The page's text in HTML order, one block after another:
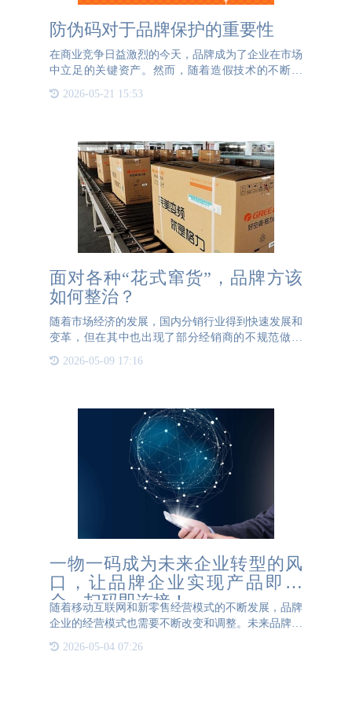
防伪码对于品牌保护的重要性
在商业竞争日益激烈的今天，品牌成为了企业在市场
中立足的关键资产。然而，随着造假技术的不断提
高，假冒伪劣产品在市场上层出不穷，严重损害了企
业的品牌形象，也给消费者带来了极大的困扰。此
2026-05-21 15:53
面对各种“花式窜货”，品牌方该
如何整治？
随着市场经济的发展，国内分销行业得到快速发展和
变革，但在其中也出现了部分经销商的不规范做法
如“窜货”，这一现象存在于各个行业，根深蒂固，严
重影响企业利润，成为其他经销商的一大困扰。家电
2026-05-09 17:16
一物一码成为未来企业转型的风
口，让品牌企业实现产品即媒
介，扫码即连接！
随着移动互联网和新零售经营模式的不断发展，品牌
企业的经营模式也需要不断改变和调整。未来品牌企
业所做的事情，不仅仅是做好产品、品牌，还需要掌
握用户数据，了解用户喜爱什么、需要什么、市场刚
2026-05-04 07:26